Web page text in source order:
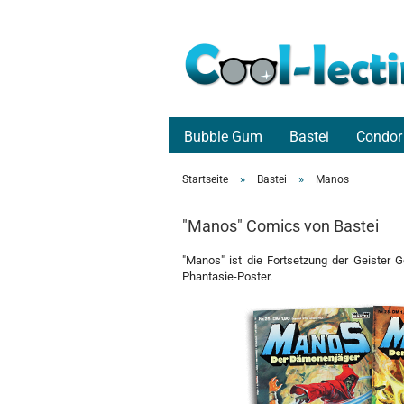
Bubble Gum Bastei Condor
Startseite » Bastei » Manos
"Manos" Comics von Bastei
"Manos" ist die Fortsetzung der Geister
Phantasie-Poster.